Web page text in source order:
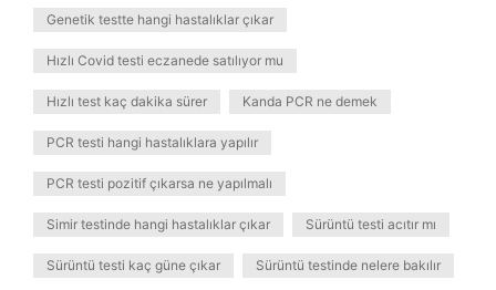
Genetik testte hangi hastalıklar çıkar
Hızlı Covid testi eczanede satılıyor mu
Hızlı test kaç dakika sürer Kanda PCR ne demek
PCR testi hangi hastalıklara yapılır
PCR testi pozitif çıkarsa ne yapılmalı
Simir testinde hangi hastalıklar çıkar Sürüntü testi acıtır mı
Sürüntü testi kaç güne çıkar Sürüntü testinde nelere bakılır